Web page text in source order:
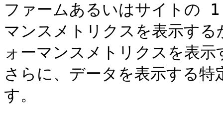
ファームあるいはサイトの
マンスメトリクスを表示す
ォーマンスメトリクスを表
さらに、データを表示する
す。